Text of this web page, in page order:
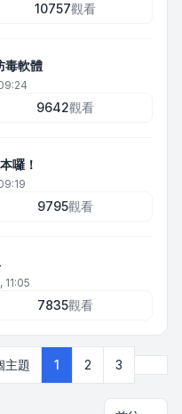
10757觀看
毒軟體
9642觀看
囉！
9795觀看
11:05
7835觀看
主題 1 2 3